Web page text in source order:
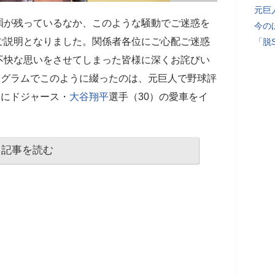
残っているなか、このような騒動でご迷惑を
明となりました。関係者各位にご心配ご迷惑
な思いをさせてしまった皆様に深くお詫びい
ラムでこのように綴ったのは、元巨人で野球評
ドジャース・ 大谷翔平選手（30）の愛車をイ
記事を読む
元巨
今の
「